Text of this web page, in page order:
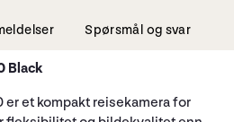
Spørsmål og svar
Black
er et kompakt reisekamera for